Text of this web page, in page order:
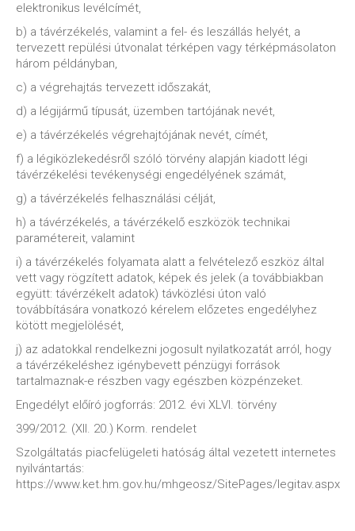
elektronikus levélcímét,
b) a távérzékelés, valamint a fel- és leszállás helyét, a
tervezett repülési útvonalat térképen vagy térképmásolaton
három példányban,
c) a végrehajtás tervezett időszakát,
d) a légijármű típusát, üzemben tartójának nevét,
e) a távérzékelés végrehajtójának nevét, címét,
f) a légiközlekedésről szóló törvény alapján kiadott légi
távérzékelési tevékenységi engedélyének számát,
g) a távérzékelés felhasználási célját,
h) a távérzékelés, a távérzékelő eszközök technikai
paramétereit, valamint
i) a távérzékelés folyamata alatt a felvételező eszköz által
vett vagy rögzített adatok, képek és jelek (a továbbiakban
együtt: távérzékelt adatok) távközlési úton való
továbbítására vonatkozó kérelem előzetes engedélyhez
kötött megjelölését,
j) az adatokkal rendelkezni jogosult nyilatkozatát arról, hogy
a távérzékeléshez igénybevett pénzügyi források
tartalmaznak-e részben vagy egészben közpénzeket.
Engedélyt előíró jogforrás: 2012. évi XLVI. törvény
399/2012. (XII. 20.) Korm. rendelet
Szolgáltatás piacfelügeleti hatóság által vezetett internetes
nyilvántartás:
https://www.ket.hm.gov.hu/mhgeosz/SitePages/legitav.aspx